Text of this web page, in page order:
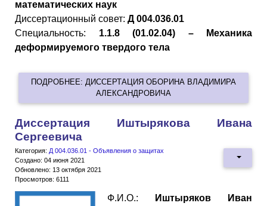
математических наук
Диссертационный совет: Д 004.036.01
Специальность: 1.1.8 (01.02.04) – Механика
деформируемого твердого тела
ПОДРОБНЕЕ: ДИССЕРТАЦИЯ ОБОРИНА ВЛАДИМИРА
АЛЕКСАНДРОВИЧА
Диссертация Иштырякова Ивана
Сергеевича
Категория: Д 004.036.01 - Объявления о защитах
Создано: 04 июня 2021
Обновлено: 13 октября 2021
Просмотров: 6111
Ф.И.О.:
Иштыряков Иван